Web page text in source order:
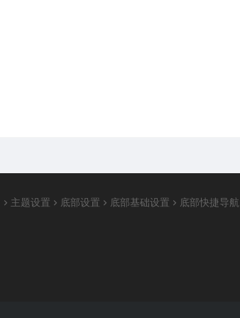
主题设置 底部设置 底部基础设置 底部快捷导